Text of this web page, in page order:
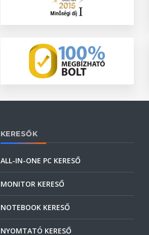
KERESŐK
ALL-IN-ONE PC KERESŐ
MONITOR KERESŐ
NOTEBOOK KERESŐ
NYOMTATÓ KERESŐ